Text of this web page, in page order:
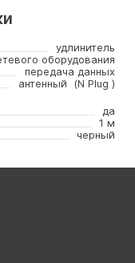
удлинитель
оборудования
передача данных
антенный (N Plug )
да
1 м
черный